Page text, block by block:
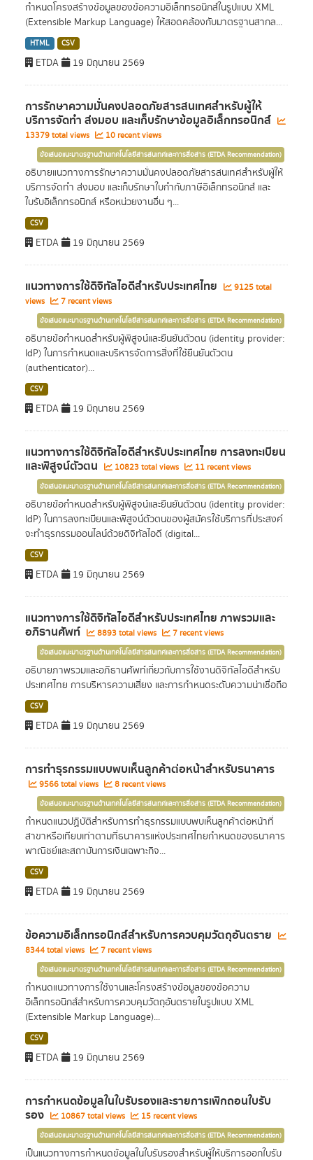
กำหนดโครงสร้างข้อมูลของข้อความอิเล็กทรอนิกส์ในรูปแบบ XML
(Extensible Markup Language) ให้สอดคล้องกับมาตรฐานสากล...
HTML CSV
ETDA 19 มิถุนายน 2569
การรักษาความมั่นคงปลอดภัยสารสนเทศสำหรับผู้ให้
บริการจัดทำ ส่งมอบ และเก็บรักษาข้อมูลอิเล็กทรอนิกส์
13379 total views 10 recent views
ข้อเสนอแนะมาตรฐานด้านเทคโนโลยีสารสนเทศและการสื่อสาร (ETDA Recommendation)
อธิบายแนวทางการรักษาความมั่นคงปลอดภัยสารสนเทศสำหรับผู้ให้
บริการจัดทำ ส่งมอบ และเก็บรักษาใบกำกับภาษีอิเล็กทรอนิกส์ และ
ใบรับอิเล็กทรอนิกส์ หรือหน่วยงานอื่น ๆ...
CSV
ETDA 19 มิถุนายน 2569
แนวทางการใช้ดิจิทัลไอดีสำหรับประเทศไทย
9125 total
views
7 recent views
ข้อเสนอแนะมาตรฐานด้านเทคโนโลยีสารสนเทศและการสื่อสาร (ETDA Recommendation)
อธิบายข้อกำหนดสำหรับผู้พิสูจน์และยืนยันตัวตน (identity provider:
IdP) ในการกำหนดและบริหารจัดการสิ่งที่ใช้ยืนยันตัวตน
(authenticator)...
CSV
ETDA 19 มิถุนายน 2569
แนวทางการใช้ดิจิทัลไอดีสำหรับประเทศไทย การลงทะเบียน
และพิสูจน์ตัวตน 10823 total views 11 recent views
ข้อเสนอแนะมาตรฐานด้านเทคโนโลยีสารสนเทศและการสื่อสาร (ETDA Recommendation)
อธิบายข้อกำหนดสำหรับผู้พิสูจน์และยืนยันตัวตน (identity provider:
IdP) ในการลงทะเบียนและพิสูจน์ตัวตนของผู้สมัครใช้บริการที่ประสงค์
จะทำธุรกรรมออนไลน์ด้วยดิจิทัลไอดี (digital...
CSV
ETDA 19 มิถุนายน 2569
แนวทางการใช้ดิจิทัลไอดีสำหรับประเทศไทย ภาพรวมและ
อภิธานศัพท์ 8893 total views 7 recent views
ข้อเสนอแนะมาตรฐานด้านเทคโนโลยีสารสนเทศและการสื่อสาร (ETDA Recommendation)
อธิบายภาพรวมและอภิธานศัพท์เกี่ยวกับการใช้งานดิจิทัลไอดีสำหรับ
ประเทศไทย การบริหารความเสี่ยง และการกำหนดระดับความน่าเชื่อถือ
CSV
ETDA 19 มิถุนายน 2569
การทำธุรกรรมแบบพบเห็นลูกค้าต่อหน้าสำหรับธนาคาร
9566 total views 8 recent views
ข้อเสนอแนะมาตรฐานด้านเทคโนโลยีสารสนเทศและการสื่อสาร (ETDA Recommendation)
กำหนดแนวปฏิบัติสำหรับการทำธุรกรรมแบบพบเห็นลูกค้าต่อหน้าที่
สาขาหรือเทียบเท่าตามที่ธนาคารแห่งประเทศไทยกำหนดของธนาคาร
พาณิชย์และสถาบันการเงินเฉพาะกิจ...
CSV
ETDA 19 มิถุนายน 2569
ข้อความอิเล็กทรอนิกส์สำหรับการควบคุมวัตถุอันตราย
8344 total views 7 recent views
ข้อเสนอแนะมาตรฐานด้านเทคโนโลยีสารสนเทศและการสื่อสาร (ETDA Recommendation)
กำหนดแนวทางการใช้งานและโครงสร้างข้อมูลของข้อความ
อิเล็กทรอนิกส์สำหรับการควบคุมวัตถุอันตรายในรูปแบบ XML
(Extensible Markup Language)...
CSV
ETDA 19 มิถุนายน 2569
การกำหนดข้อมูลในใบรับรองและรายการเพิกถอนใบรับ
รอง 10867 total views 15 recent views
ข้อเสนอแนะมาตรฐานด้านเทคโนโลยีสารสนเทศและการสื่อสาร (ETDA Recommendation)
เป็นแนวทางการกำหนดข้อมูลในใบรับรองสำหรับผู้ให้บริการออกใบรับ